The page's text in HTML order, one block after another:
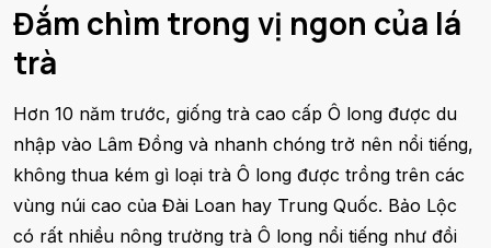
Đắm chìm trong vị ngon của lá
trà
Hơn 10 năm trước, giống trà cao cấp Ô long được du
nhập vào Lâm Đồng và nhanh chóng trở nên nổi tiếng,
không thua kém gì loại trà Ô long được trồng trên các
vùng núi cao của Đài Loan hay Trung Quốc. Bảo Lộc
có rất nhiều nông trường trà Ô long nổi tiếng như đồi